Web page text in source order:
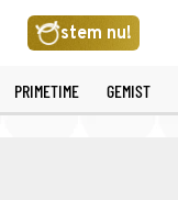
stem nu!
PRIMETIME GEMIST